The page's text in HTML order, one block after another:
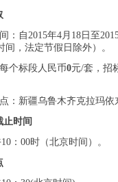
：自2015年4 月 18 日至
间，法定节假日除外）。
个标段人民币0元/套，招
： 新疆乌鲁木齐克拉玛依
止时间
：00时（北京时间）。